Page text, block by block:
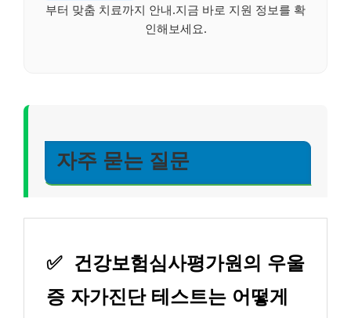
부터 맞춤 치료까지 안내.지금 바로 지원 정보를 확
인해보세요.
자주 묻는 질문
✅
건강보험심사평가원의 우울
증 자가진단 테스트는 어떻게